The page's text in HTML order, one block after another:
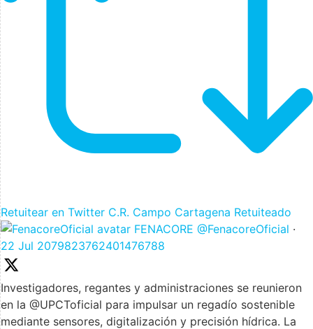
Retuitear en Twitter C.R. Campo Cartagena Retuiteado
FENACORE @FenacoreOficial ·
22 Jul 2079823762401476788
Investigadores, regantes y administraciones se reunieron
en la @UPCToficial para impulsar un regadío sostenible
mediante sensores, digitalización y precisión hídrica. La